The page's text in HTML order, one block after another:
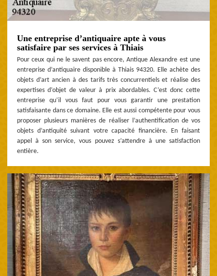
Une entreprise d’antiquaire apte à vous
satisfaire par ses services à Thiais
Pour ceux qui ne le savent pas encore, Antique Alexandre est une
entreprise d’antiquaire disponible à Thiais 94320. Elle achète des
objets d’art ancien à des tarifs très concurrentiels et réalise des
expertises d’objet de valeur à prix abordables. C’est donc cette
entreprise qu’il vous faut pour vous garantir une prestation
satisfaisante dans ce domaine. Elle est aussi compétente pour vous
proposer plusieurs manières de réaliser l’authentification de vos
objets d’antiquité suivant votre capacité financière. En faisant
appel à son service, vous pouvez s’attendre à une satisfaction
entière.